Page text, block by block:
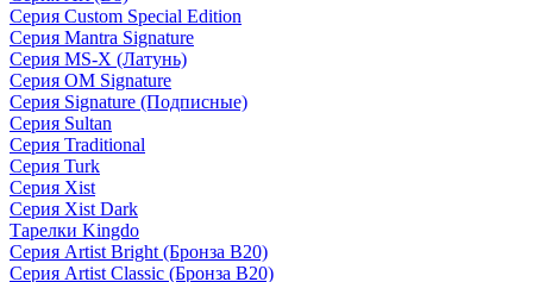
Серия Custom Special Edition
Серия Mantra Signature
Серия MS-X (Латунь)
Серия OM Signature
Серия Signature (Подписные)
Серия Sultan
Серия Traditional
Серия Turk
Серия Xist
Серия Xist Dark
Тарелки Kingdo
Серия Artist Bright (Бронза B20)
Серия Artist Classic (Бронза B20)